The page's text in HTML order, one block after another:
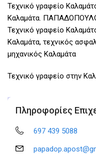
Τεχνικό γραφείο
Καλαμάτα.
Τεχνικό γραφείο
Καλαμάτα, τεχνικός
μηχανικός Καλαμάτα
Τεχνικό γραφείο στην
Πληροφορίες
697 439 5088